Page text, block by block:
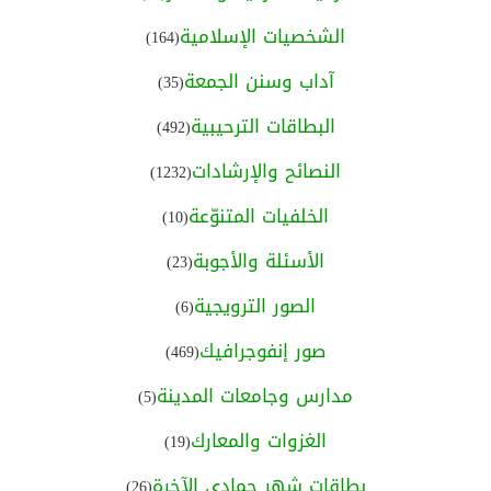
الشخصيات الإسلامية(164)
آداب وسنن الجمعة(35)
البطاقات الترحيبية(492)
النصائح والإرشادات(1232)
الخلفيات المتنوّعة(10)
الأسئلة والأجوبة(23)
الصور الترويجية(6)
صور إنفوجرافيك(469)
مدارس وجامعات المدينة(5)
الغزوات والمعارك(19)